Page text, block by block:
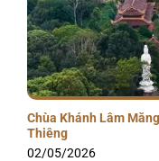
Chùa Khánh Lâm
Thiêng
02/05/2026